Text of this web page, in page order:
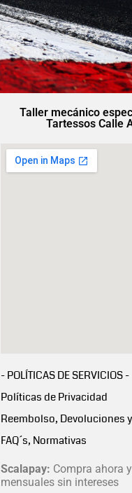
Taller mecánico
Tartessos Calle
- POLÍTICAS DE SERVICIOS -
Políticas de Privacidad
Reembolso, Devoluciones
FAQ´s, Normativas
Scalapay: Compra ahora
mensuales sin intereses